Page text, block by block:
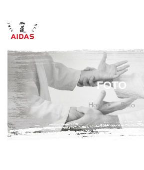
Jaunimo vasaros stovykla
pamaina